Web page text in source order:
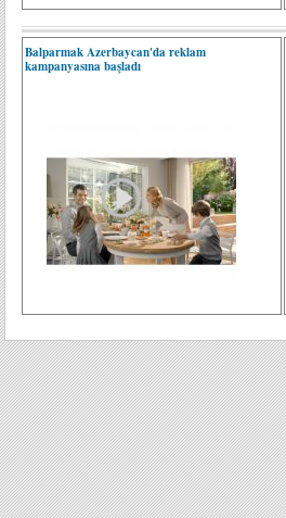
Balparmak Azerbaycan'da reklam
kampanyasına başladı